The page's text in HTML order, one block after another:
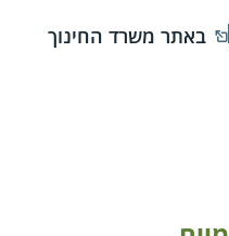
באתר משרד החינוך